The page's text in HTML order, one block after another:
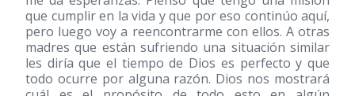
que cumplir en la vida y que por eso continúo aquí,
pero luego voy a reencontrarme con ellos. A otras
madres que están sufriendo una situación similar
les diría que el tiempo de Dios es perfecto y que
todo ocurre por alguna razón. Dios nos mostrará